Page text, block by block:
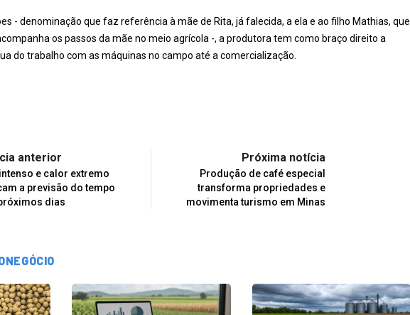
- denominação que faz referência à mãe de Rita, já falecida, a ela e ao filho Mathias, que
os passos da mãe no meio agrícola -, a produtora tem como braço direito a
do trabalho com as máquinas no campo até a comercialização.
anterior
e calor extremo
a previsão do tempo
dias
Próxima notícia
Produção de café especial
transforma propriedades e
movimenta turismo em Minas